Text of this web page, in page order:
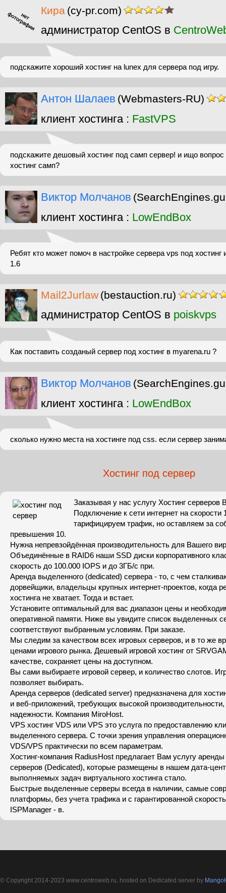
Кира (cy-pr.com)
администратор CentOS в
подскажите хороший хостинг на lunex для сервера под игру.
Антон Шалаев (Webmasters-RU)
клиент хостинга : FastVPS
подскажите дешовый хостинг под самп сервер! и ищо
хостинг самп?
Виктор Молчанов
клиент хостинга : LowEndBox
Ребят кто может помоч в настройке сервера vps под хостинг
1.6
Mail2Jurlaw (bestauction.ru)
администратор CentOS в poiskvps
Как поставить созданый сервер под хостинг в myarena.ru ?
Виктор Молчанов
клиент хостинга : LowEndBox
сколько нужно места на хостинге под css. если сервер
Хостинг под сервер
Заказывая у нас услугу Хостинг серверов
Подключение к сети интернет на
тарифицируем трафик, но оставляем за
превышения 10.
Нужна непревзойдённая производительность для Вашего
Объединённые в RAID6 наши SSD диски корпоративного
скорость до 100.000 IOPS и до 3ГБ/с при.
Аренда выделенного (dedicated) сервера - то, с чем
дорвейщики, владельцы крупных интернет-проектов, когда
хостинга не хватает. Тогда и встает.
Установите оптимальный для вас диапазон цены и
оперативной памяти. Ниже вы увидите список выделенных
соответствуют выбранным условиям. При заказе.
Мы следим за качеством всех игровых серверов, и в то же
ценами игрового рынка. Дешевый игровой хостинг от
качестве, сохраняет цены на доступном.
Вы сами выбираете игровой сервер, и количество слотов.
позволяет выбирать.
Аренда серверов (dedicated server) предназначена для
и веб-приложений, требующих высокой производительности,
надежности. Компания MiroHost.
VPS хостинг VDS или VPS это услуга по предоставлению
выделенного сервера. С точки зрения управления
VDS/VPS практически по всем параметрам.
Хостинг-компания RadiusHost предлагает Вам услугу
серверов (Dedicated), которые размещены в нашем дата-
выполняемых задач виртуального хостинга стало.
Быстрые выделенные серверы всегда в наличии, самые
платформы, без учета трафика и с гарантированной
ISPManager - в.
© Copyright 2014-2023 www.centroweb.ru, hosted on Dedicated server by